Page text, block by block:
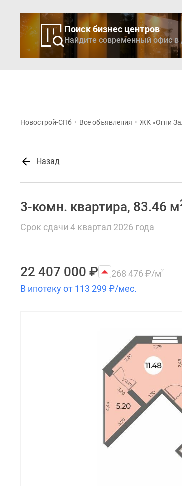
Поиск бизнес центров
Найдите современный офис в
Новострой-СПб • Все объявления • ЖК «Огни
Назад
3-комн. квартира, 83.46 м
Срок сдачи 4 квартал 2026 года
22 407 000 ₽ 268 476 ₽/м2
В ипотеку от 113 299 ₽/мес.